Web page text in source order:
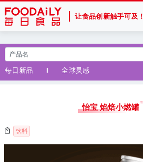
让食品创新触手可及！
每日新品
全球灵感
怡宝 焰焙小燃罐
饮料